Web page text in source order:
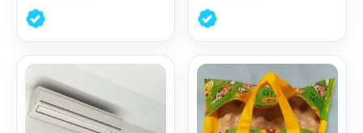
0
de
0
de